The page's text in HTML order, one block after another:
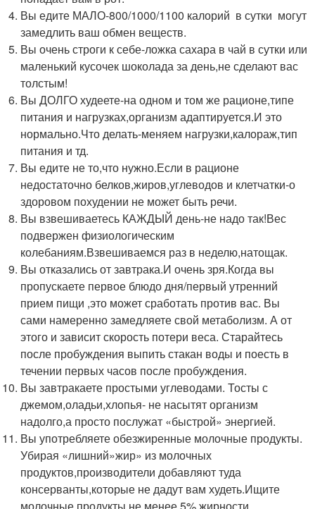
Вы едите МАЛО-800/1000/1100 калорий в сутки могут
замедлить ваш обмен веществ.
Вы очень строги к себе-ложка сахара в чай в сутки или
маленький кусочек шоколада за день,не сделают вас
толстым!
Вы ДОЛГО худеете-на одном и том же рационе,типе
питания и нагрузках,организм адаптируется.И это
нормально.Что делать-меняем нагрузки,калораж,тип
питания и тд.
Вы едите не то,что нужно.Если в рационе
недостаточно белков,жиров,углеводов и клетчатки-о
здоровом похудении не может быть речи.
Вы взвешиваетесь КАЖДЫЙ день-не надо так!Вес
подвержен физиологическим
колебаниям.Взвешиваемся раз в неделю,натощак.
Вы отказались от завтрака.И очень зря.Когда вы
пропускаете первое блюдо дня/первый утренний
прием пищи ,это может сработать против вас. Вы
сами намеренно замедляете свой метаболизм. А от
этого и зависит скорость потери веса. Старайтесь
после пробуждения выпить стакан воды и поесть в
течении первых часов после пробуждения.
Вы завтракаете простыми углеводами. Тосты с
джемом,оладьи,хлопья- не насытят организм
надолго,а просто послужат «быстрой» энергией.
Вы употребляете обезжиренные молочные продукты.
Убирая «лишний»жир» из молочных
продуктов,производители добавляют туда
консерванты,которые не дадут вам худеть.Ищите